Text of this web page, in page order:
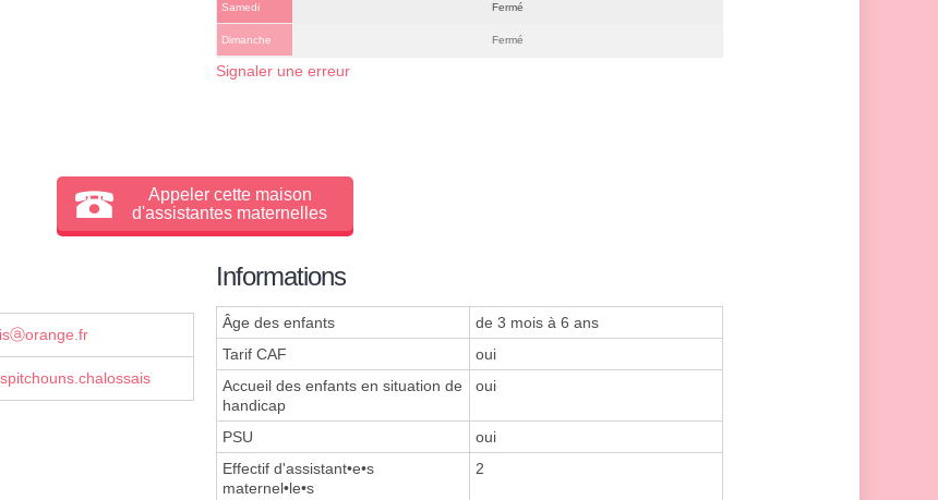
Samedi Fermé
Dimanche Fermé
Signaler une erreur
Appeler cette maison
d'assistantes maternelles
Informations
Âge des enfants
de 3 mois à 6 ans
Tarif CAF
oui
Accueil des enfants en situation de
handicap
oui
PSU
oui
Effectif d'assistant•e•s
maternel•le•s
2